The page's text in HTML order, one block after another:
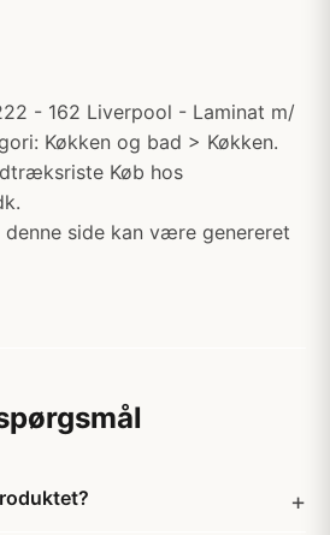
- 162 Liverpool - Laminat m/
Køkken og bad > Køkken.
Køb hos
side kan være genereret